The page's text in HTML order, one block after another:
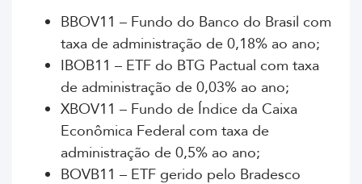
BBOV11 – Fundo do Banco do Brasil com
taxa de administração de 0,18% ao ano;
IBOB11 – ETF do BTG Pactual com taxa
de administração de 0,03% ao ano;
XBOV11 – Fundo de Índice da Caixa
Econômica Federal com taxa de
administração de 0,5% ao ano;
BOVB11 – ETF gerido pelo Bradesco